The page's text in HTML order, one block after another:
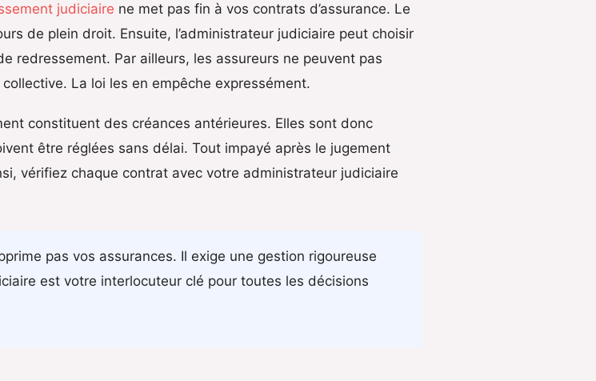
judiciaire ne met pas fin à vos contrats d’assurance. Le
de plein droit. Ensuite, l’administrateur judiciaire peut choisir
redressement. Par ailleurs, les assureurs ne peuvent pas
La loi les en empêche expressément.
constituent des créances antérieures. Elles sont donc
être réglées sans délai. Tout impayé après le jugement
vérifiez chaque contrat avec votre administrateur judiciaire
pas vos assurances. Il exige une gestion rigoureuse
est votre interlocuteur clé pour toutes les décisions